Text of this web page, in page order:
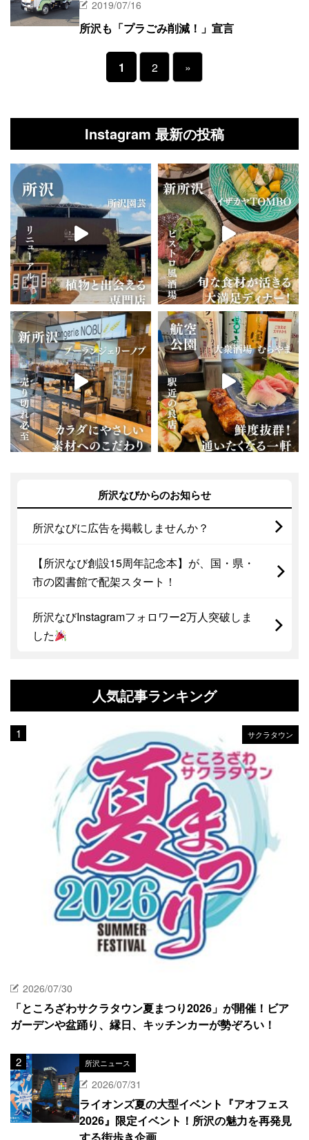
2019/07/16
所沢も「プラごみ削減！」宣言
1 2 »
Instagram 最新の投稿
所沢なびからのお知らせ
所沢なびに広告を掲載しませんか？
【所沢なび創設15周年記念本】が、国・県・
市の図書館で配架スタート！
所沢なびInstagramフォロワー2万人突破しま
した
人気記事ランキング
サクラタウン
2026/07/30
「ところざわサクラタウン夏まつり2026」が開催！ビア
ガーデンや盆踊り、縁日、キッチンカーが勢ぞろい！
所沢ニュース
2026/07/31
ライオンズ夏の大型イベント『アオフェス
2026』限定イベント！所沢の魅力を再発見
する街歩き企画